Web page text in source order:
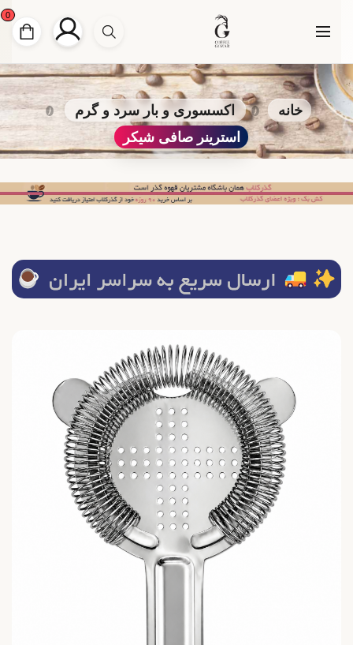
خانه
اکسسوری و بار سرد و گرم
استرینر صافی شیکر